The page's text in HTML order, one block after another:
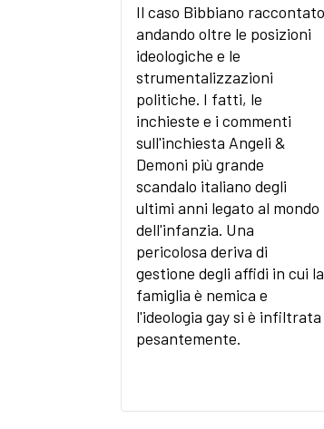
Il caso Bibbiano raccontato
andando oltre le posizioni
ideologiche e le
strumentalizzazioni
politiche. I fatti, le
inchieste e i commenti
sull'inchiesta Angeli &
Demoni più grande
scandalo italiano degli
ultimi anni legato al mondo
dell'infanzia. Una
pericolosa deriva di
gestione degli affidi in cui la
famiglia è nemica e
l'ideologia gay si è infiltrata
pesantemente.